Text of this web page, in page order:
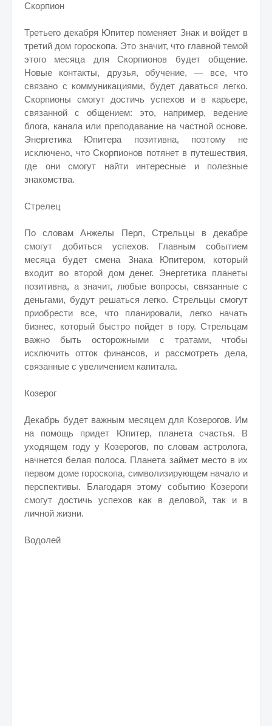
Скорпион
Третьего декабря Юпитер поменяет Знак и войдет в
третий дом гороскопа. Это значит, что главной темой
этого месяца для Скорпионов будет общение.
Новые контакты, друзья, обучение, — все, что
связано с коммуникациями, будет даваться легко.
Скорпионы смогут достичь успехов и в карьере,
связанной с общением: это, например, ведение
блога, канала или преподавание на частной основе.
Энергетика Юпитера позитивна, поэтому не
исключено, что Скорпионов потянет в путешествия,
где они смогут найти интересные и полезные
знакомства.
Стрелец
По словам Анжелы Перл, Стрельцы в декабре
смогут добиться успехов. Главным событием
месяца будет смена Знака Юпитером, который
входит во второй дом денег. Энергетика планеты
позитивна, а значит, любые вопросы, связанные с
деньгами, будут решаться легко. Стрельцы смогут
приобрести все, что планировали, легко начать
бизнес, который быстро пойдет в гору. Стрельцам
важно быть осторожными с тратами, чтобы
исключить отток финансов, и рассмотреть дела,
связанные с увеличением капитала.
Козерог
Декабрь будет важным месяцем для Козерогов. Им
на помощь придет Юпитер, планета счастья. В
уходящем году у Козерогов, по словам астролога,
начнется белая полоса. Планета займет место в их
первом доме гороскопа, символизирующем начало и
перспективы. Благодаря этому событию Козероги
смогут достичь успехов как в деловой, так и в
личной жизни.
Водолей